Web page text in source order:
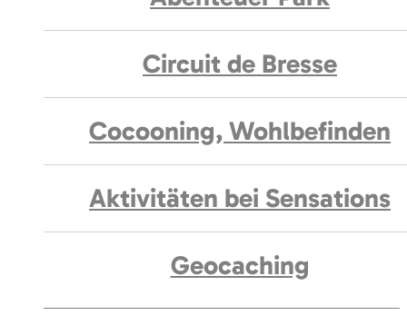
Circuit de Bresse
Cocooning, Wohlbefinden
Aktivitäten bei Sensations
Geocaching